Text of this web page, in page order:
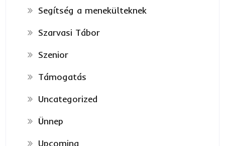
Segítség a menekülteknek
Szarvasi Tábor
Szenior
Támogatás
Uncategorized
Ünnep
Upcoming